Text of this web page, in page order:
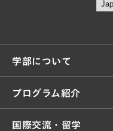
学部について
プログラム紹介
国際交流・留学